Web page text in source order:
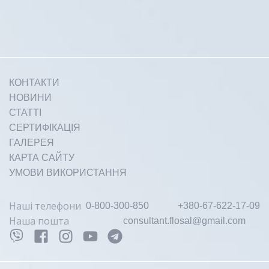
актуальна...
КОНТАКТИ
НОВИНИ
СТАТТІ
СЕРТИФІКАЦІЯ
ГАЛЕРЕЯ
КАРТА САЙТУ
УМОВИ ВИКОРИСТАННЯ
Наші телефони 0-800-300-850 +380-67-622-17-09
Наша пошта consultant.flosal@gmail.com